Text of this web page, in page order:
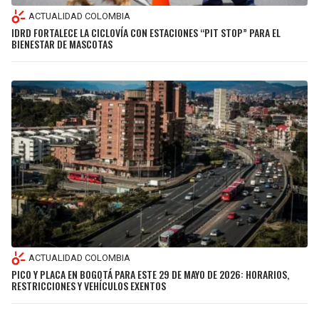
ACTUALIDAD COLOMBIA
IDRD FORTALECE LA CICLOVÍA CON ESTACIONES “PIT STOP” PARA EL
BIENESTAR DE MASCOTAS
ACTUALIDAD COLOMBIA
PICO Y PLACA EN BOGOTÁ PARA ESTE 29 DE MAYO DE 2026: HORARIOS,
RESTRICCIONES Y VEHÍCULOS EXENTOS